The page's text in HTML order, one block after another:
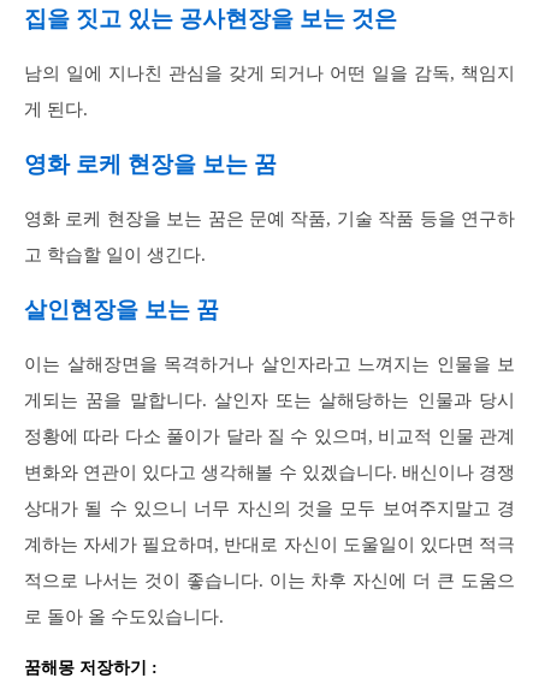
집을 짓고 있는 공사현장을 보는 것은
남의 일에 지나친 관심을 갖게 되거나 어떤 일을 감독, 책임지
게 된다.
영화 로케 현장을 보는 꿈
영화 로케 현장을 보는 꿈은 문예 작품, 기술 작품 등을 연구하
고 학습할 일이 생긴다.
살인현장을 보는 꿈
이는 살해장면을 목격하거나 살인자라고 느껴지는 인물을 보
게되는 꿈을 말합니다. 살인자 또는 살해당하는 인물과 당시
정황에 따라 다소 풀이가 달라 질 수 있으며, 비교적 인물 관계
변화와 연관이 있다고 생각해볼 수 있겠습니다. 배신이나 경쟁
상대가 될 수 있으니 너무 자신의 것을 모두 보여주지말고 경
계하는 자세가 필요하며, 반대로 자신이 도울일이 있다면 적극
적으로 나서는 것이 좋습니다. 이는 차후 자신에 더 큰 도움으
로 돌아 올 수도있습니다.
꿈해몽 저장하기 :